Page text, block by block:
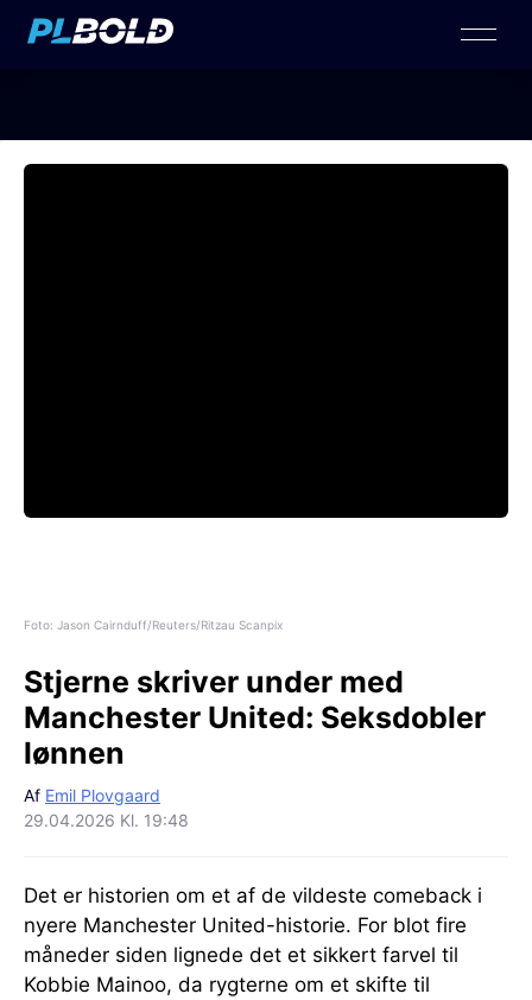
Foto: Jason Cairnduff/Reuters/Ritzau Scanpix
Stjerne skriver under med
Manchester United: Seksdobler
lønnen
Af Emil Plovgaard
29.04.2026 Kl. 19:48
Det er historien om et af de vildeste comeback i
nyere Manchester United-historie. For blot fire
måneder siden lignede det et sikkert farvel til
Kobbie Mainoo, da rygterne om et skifte til